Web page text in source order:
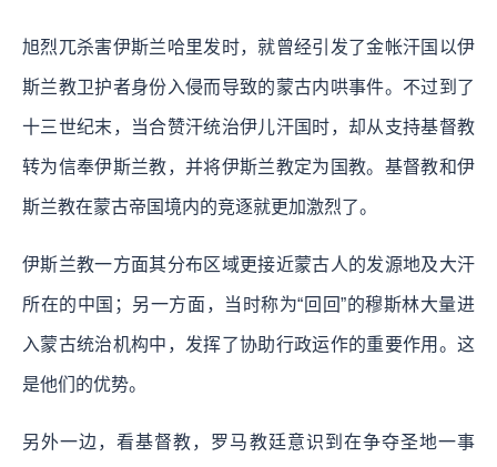
旭烈兀杀害伊斯兰哈里发时，就曾经引发了金帐汗国以伊
斯兰教卫护者身份入侵而导致的蒙古内哄事件。不过到了
十三世纪末，当合赞汗统治伊儿汗国时，却从支持基督教
转为信奉伊斯兰教，并将伊斯兰教定为国教。基督教和伊
斯兰教在蒙古帝国境内的竞逐就更加激烈了。
伊斯兰教一方面其分布区域更接近蒙古人的发源地及大汗
所在的中国；另一方面，当时称为“回回”的穆斯林大量进
入蒙古统治机构中，发挥了协助行政运作的重要作用。这
是他们的优势。
另外一边，看基督教，罗马教廷意识到在争夺圣地一事